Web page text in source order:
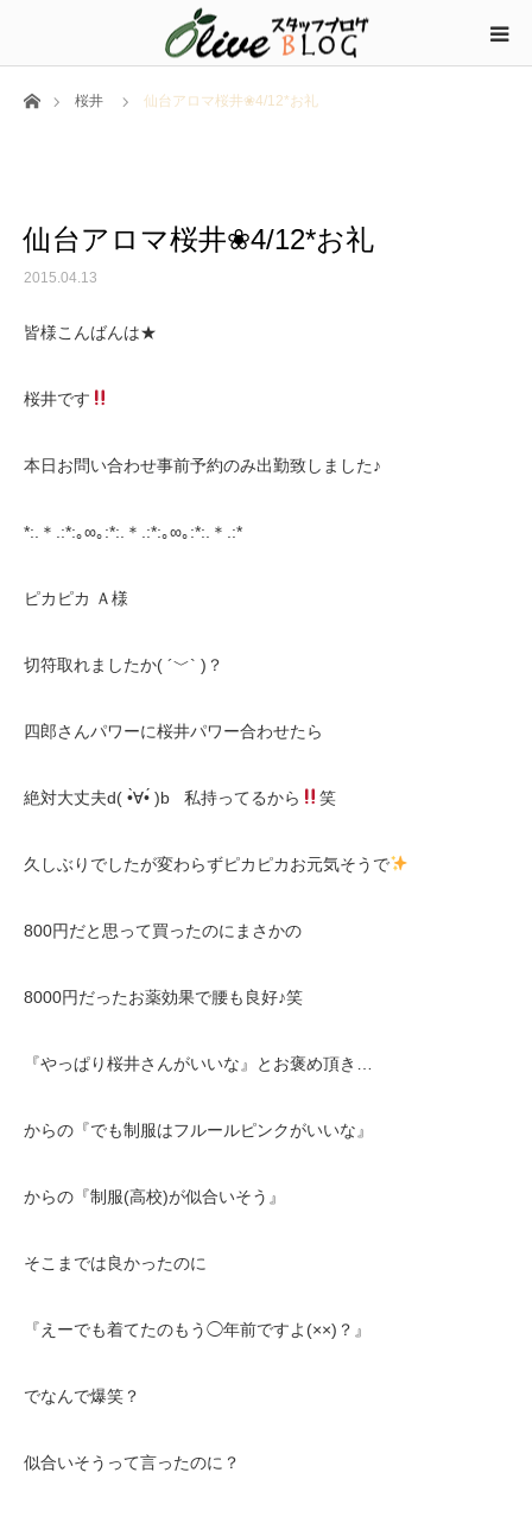
ホーム桜井 仙台アロマ桜井❀4/12*お礼
仙台アロマ桜井❀4/12*お礼
2015.04.13
皆様こんばんは★
桜井です
本日お問い合わせ事前予約のみ出勤致しました♪
*:.＊.:*:｡∞｡:*:.＊.:*:｡∞｡:*:.＊.:*
ピカピカ Ａ様
切符取れましたか( ´﹀` )？
四郎さんパワーに桜井パワー合わせたら
絶対大丈夫d( •̀∀•́ )b 私持ってるから 笑
久しぶりでしたが変わらずピカピカお元気そうで
800円だと思って買ったのにまさかの
8000円だったお薬効果で腰も良好♪笑
『やっぱり桜井さんがいいな』とお褒め頂き…
からの『でも制服はフルールピンクがいいな』
からの『制服(高校)が似合いそう』
そこまでは良かったのに
『えーでも着てたのもう◯年前ですよ(××)？』
でなんで爆笑？
似合いそうって言ったのに？